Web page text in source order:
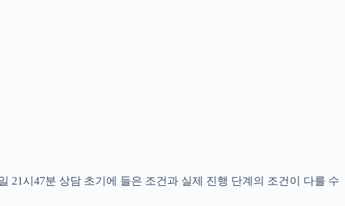
21시47분 상담 초기에 들은 조건과 실제 진행 단계의 조건이 다를 수